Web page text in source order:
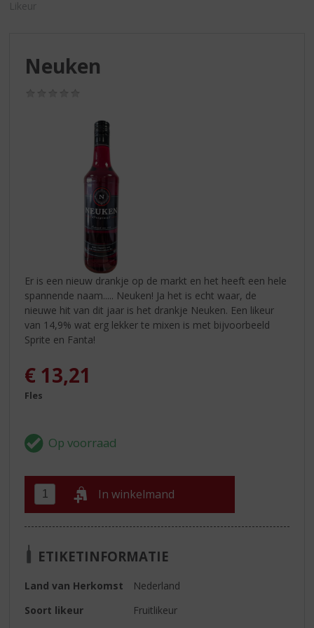
Likeur
Neuken
Er is een nieuw drankje op de markt en het heeft een hele
spannende naam..... Neuken! Ja het is echt waar, de
nieuwe hit van dit jaar is het drankje Neuken. Een likeur
van 14,9% wat erg lekker te mixen is met bijvoorbeeld
Sprite en Fanta!
€ 13,21
Fles
In winkelmand
ETIKETINFORMATIE
Land van Herkomst
Nederland
Soort likeur
Fruitlikeur